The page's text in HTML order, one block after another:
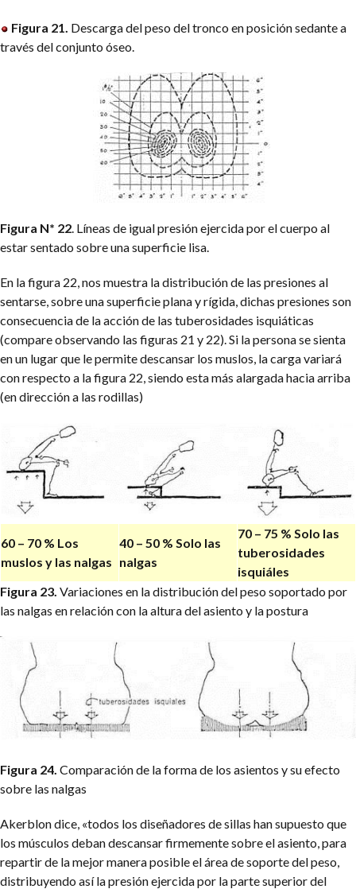
Figura 21. Descarga del peso del tronco en posición sedante a
través del conjunto óseo.
Figura N* 22. Líneas de igual presión ejercida por el cuerpo al
estar sentado sobre una superficie lisa.
En la figura 22, nos muestra la distribución de las presiones al
sentarse, sobre una superficie plana y rígida, dichas presiones son
consecuencia de la acción de las tuberosidades isquiáticas
(compare observando las figuras 21 y 22). Si la persona se sienta
en un lugar que le permite descansar los muslos, la carga variará
con respecto a la figura 22, siendo esta más alargada hacia arriba
(en dirección a las rodillas)
60 – 70 % Los
muslos y las nalgas
40 – 50 % Solo las
nalgas
70 – 75 % Solo las
tuberosidades
isquiáles
Figura 23. Variaciones en la distribución del peso soportado por
las nalgas en relación con la altura del asiento y la postura
Figura 24. Comparación de la forma de los asientos y su efecto
sobre las nalgas
Akerblon dice, «todos los diseñadores de sillas han supuesto que
los músculos deban descansar firmemente sobre el asiento, para
repartir de la mejor manera posible el área de soporte del peso,
distribuyendo así la presión ejercida por la parte superior del